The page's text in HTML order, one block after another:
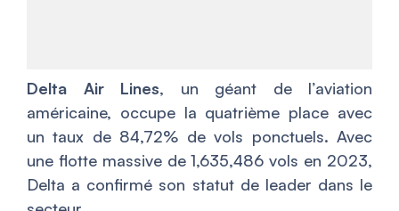
Delta Air Lines, un géant de l’aviation
américaine, occupe la quatrième place avec
un taux de 84,72% de vols ponctuels. Avec
une flotte massive de 1,635,486 vols en 2023,
Delta a confirmé son statut de leader dans le